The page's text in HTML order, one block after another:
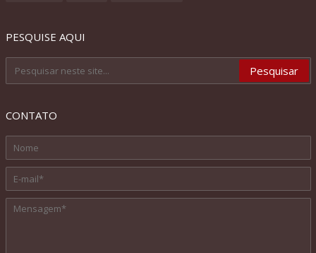
PESQUISE AQUI
CONTATO